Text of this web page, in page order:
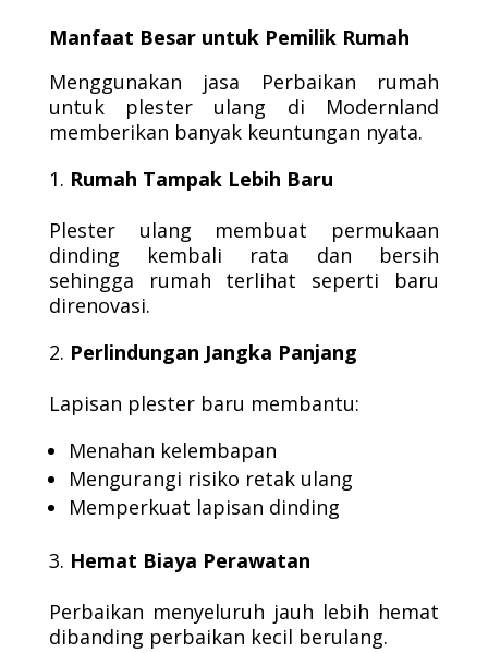
Manfaat Besar untuk Pemilik Rumah
Menggunakan jasa Perbaikan rumah
untuk plester ulang di Modernland
memberikan banyak keuntungan nyata.
Rumah Tampak Lebih Baru
Plester ulang membuat permukaan
dinding kembali rata dan bersih
sehingga rumah terlihat seperti baru
direnovasi.
Perlindungan Jangka Panjang
Lapisan plester baru membantu:
Menahan kelembapan
Mengurangi risiko retak ulang
Memperkuat lapisan dinding
Hemat Biaya Perawatan
Perbaikan menyeluruh jauh lebih hemat
dibanding perbaikan kecil berulang.